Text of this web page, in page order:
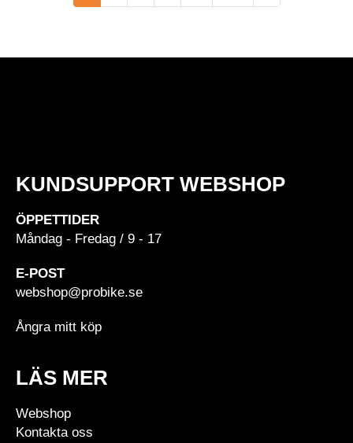
KUNDSUPPORT WEBSHOP
ÖPPETTIDER
Måndag - Fredag / 9 - 17
E-POST
webshop@probike.se
Ångra mitt köp
LÄS MER
Webshop
Kontakta oss